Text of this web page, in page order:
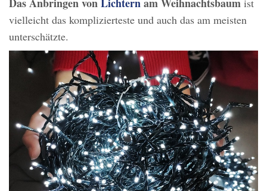
ist
vielleicht das komplizierteste und auch das am meisten
unterschätzte.